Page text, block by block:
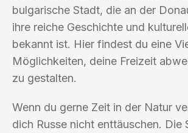
bulgarische Stadt, die an der
ihre reiche Geschichte und
bekannt ist. Hier findest du eine
Möglichkeiten, deine Freizeit
zu gestalten.
Wenn du gerne Zeit in der Natur
dich Russe nicht enttäuschen. Die